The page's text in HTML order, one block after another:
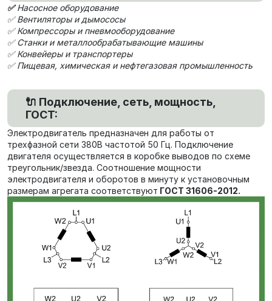
✅Насосное оборудование
✅ Вентиляторы и дымососы
✅ Компрессоры и пневмооборудование
✅ Станки и металлообрабатывающие машины
✅ Конвейеры и транспортеры
✅ Пищевая, химическая и нефтегазовая промышленность
🔌 Подключение, сеть, мощность,
ГОСТ:
Электродвигатель предназначен для работы от
трехфазной сети 380В частотой 50 Гц. Подключение
двигателя осуществляется в коробке выводов по схеме
треугольник/звезда. Соотношение мощности
электродвигателя и оборотов в минуту к установочным
размерам агрегата соответствуют ГОСТ 31606-2012.